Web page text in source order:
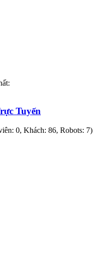
Tuyến
0, Khách: 86, Robots: 7)